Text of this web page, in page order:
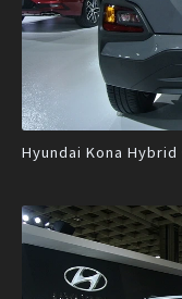
Hyundai Kona Hybrid